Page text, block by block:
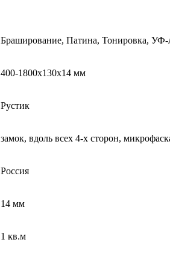
Браширование, Патина, Тонировка, УФ-
400-1800х130х14 мм
Рустик
замок, вдоль всех 4-х сторон,
Россия
14 мм
1 кв.м